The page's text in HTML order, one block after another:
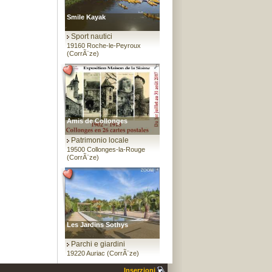
Smile Kayak
Sport nautici
19160 Roche-le-Peyroux
(CorrÃ¨ze)
Amis de Collonges
Patrimonio locale
19500 Collonges-la-Rouge
(CorrÃ¨ze)
Les Jardins Sothys
Parchi e giardini
19220 Auriac (CorrÃ¨ze)
Inserzioni